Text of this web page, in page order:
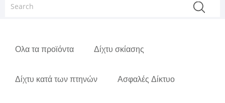
Ολα τα προϊόντα Δίχτυ σκίασης
Δίχτυ κατά των πτηνών Ασφαλές Δίκτυο